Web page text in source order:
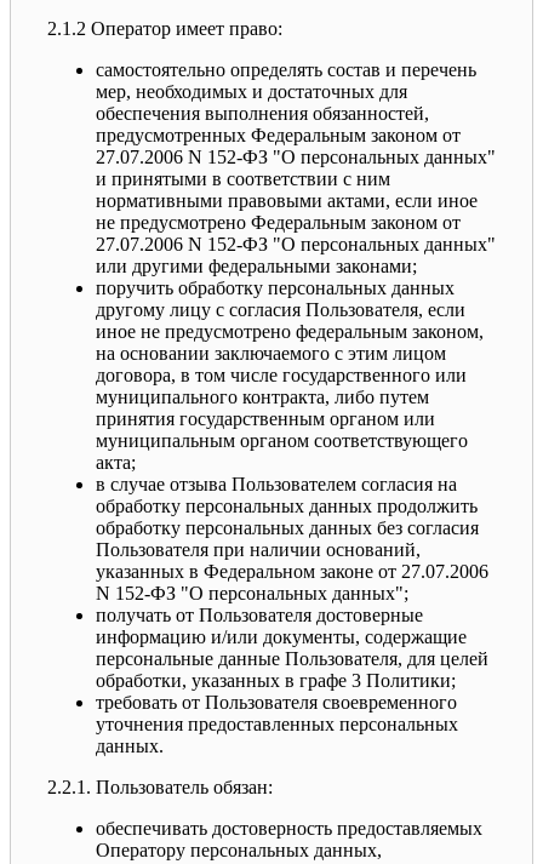
2.1.2 Оператор имеет право:
самостоятельно определять состав и перечень
мер, необходимых и достаточных для
обеспечения выполнения обязанностей,
предусмотренных Федеральным законом от
27.07.2006 N 152-ФЗ "О персональных данных"
и принятыми в соответствии с ним
нормативными правовыми актами, если иное
не предусмотрено Федеральным законом от
27.07.2006 N 152-ФЗ "О персональных данных"
или другими федеральными законами;
поручить обработку персональных данных
другому лицу с согласия Пользователя, если
иное не предусмотрено федеральным законом,
на основании заключаемого с этим лицом
договора, в том числе государственного или
муниципального контракта, либо путем
принятия государственным органом или
муниципальным органом соответствующего
акта;
в случае отзыва Пользователем согласия на
обработку персональных данных продолжить
обработку персональных данных без согласия
Пользователя при наличии оснований,
указанных в Федеральном законе от 27.07.2006
N 152-ФЗ "О персональных данных";
получать от Пользователя достоверные
информацию и/или документы, содержащие
персональные данные Пользователя, для целей
обработки, указанных в графе 3 Политики;
требовать от Пользователя своевременного
уточнения предоставленных персональных
данных.
2.2.1. Пользователь обязан:
обеспечивать достоверность предоставляемых
Оператору персональных данных,